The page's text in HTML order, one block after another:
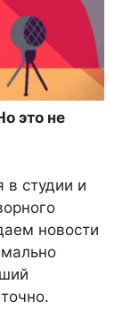
это не
студии и
новости